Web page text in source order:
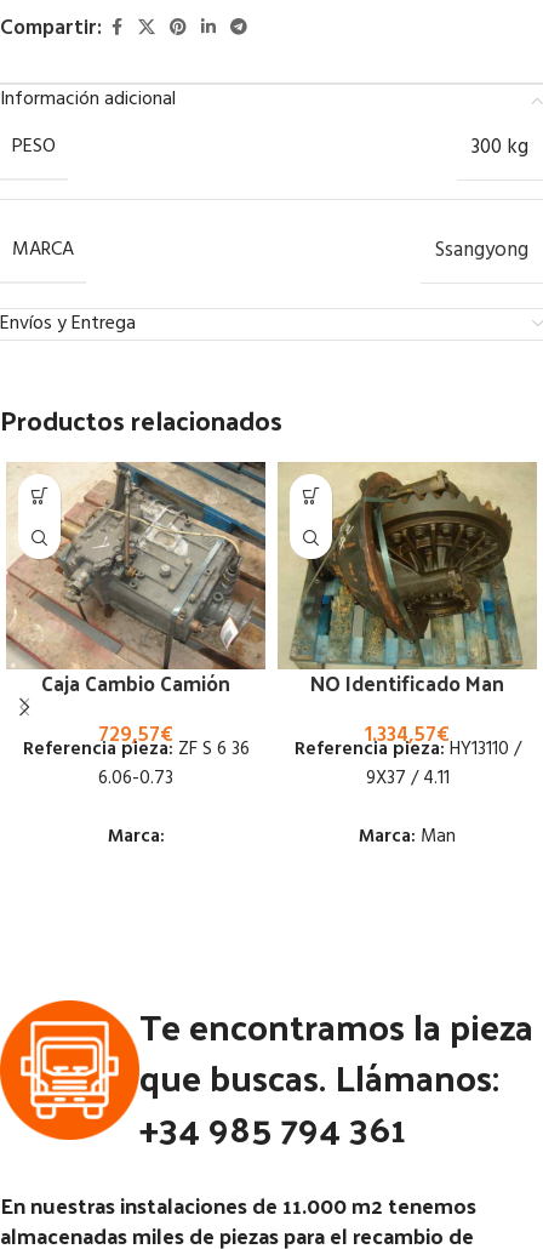
Compartir:
Información adicional
PESO
300 kg
MARCA Ssangyong
Envíos y Entrega
Productos relacionados
Caja Cambio Camión
729,57€
Referencia pieza: ZF S 6 36
6.06-0.73
Marca:
Notas:
SUPERCOMET 1217 | 02.50 -
02.00
Código Pieza:45728
NO Identificado Man
1.334,57€
Referencia pieza:HY13110 /
9X37 / 4.11
Marca: Man
TR (4X4) | 02.96 - 02.01
Código Pieza:
Te encontramos la pieza
que buscas. Llámanos:
+34 985 794 361
En nuestras instalaciones de 11.000 m2 tenemos
almacenadas miles de piezas para el recambio de